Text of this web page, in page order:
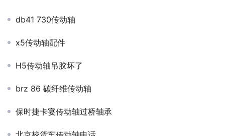
db41 730传动轴
x5传动轴配件
H5传动轴吊胶坏了
brz 86 碳纤维传动轴
保时捷卡宴传动轴过桥轴承